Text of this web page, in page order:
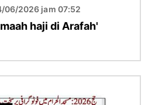
06/2026 jam 07:52
haji di Arafah'